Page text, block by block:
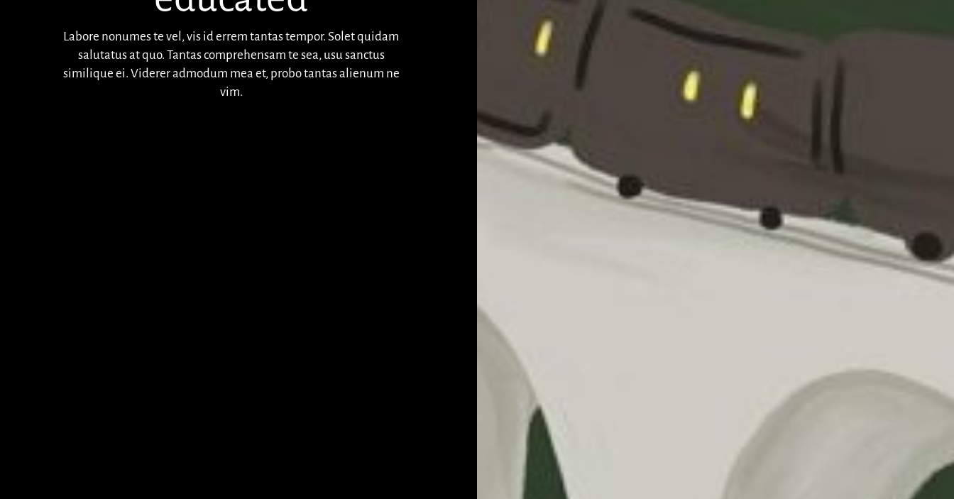
Labore nonumes te vel, vis id errem tantas tempor. Solet quidam
salutatus at quo. Tantas comprehensam te sea, usu sanctus
similique ei. Viderer admodum mea et, probo tantas alienum ne
vim.